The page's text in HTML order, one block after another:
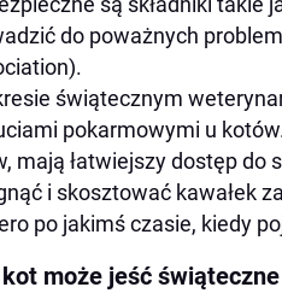
do poważnych
świątecznym
pokarmowymi u
mają łatwiejszy dostęp do
i skosztować kawałek
po jakimś czasie, kiedy
może jeść świąteczne